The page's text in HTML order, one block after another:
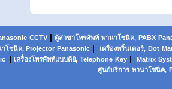
CCTV | ตู้สาขาโทรศัพท์ พานาโซนิค, PABX
าโซนิค, Projector Panasonic| เครื่องพริ้นเตอร์, Dot
| เครื่องโทรศัพท์แบบคีย์, Telephone Key | Matrix
ศูนย์บริการ พานาโซนิค,